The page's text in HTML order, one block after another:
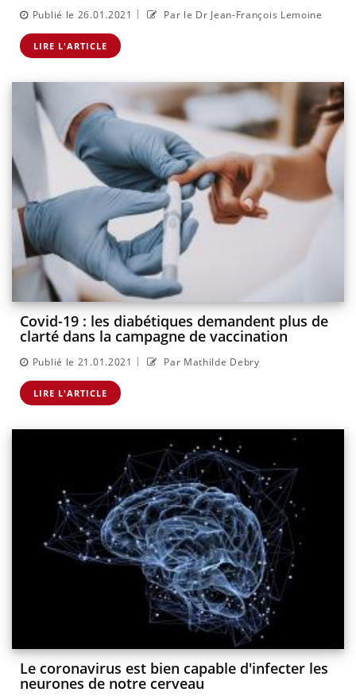
Publié le 26.01.2021 | Par le Dr Jean-François Lemoine
LIRE L'ARTICLE
Covid-19 : les diabétiques demandent plus de
clarté dans la campagne de vaccination
Publié le 21.01.2021 | Par Mathilde Debry
LIRE L'ARTICLE
Le coronavirus est bien capable d'infecter les
neurones de notre cerveau